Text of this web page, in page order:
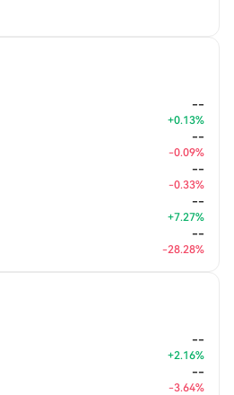
--
+0.13%
--
-0.09%
--
-0.33%
--
+7.27%
--
-28.28%
--
+2.16%
--
-3.64%